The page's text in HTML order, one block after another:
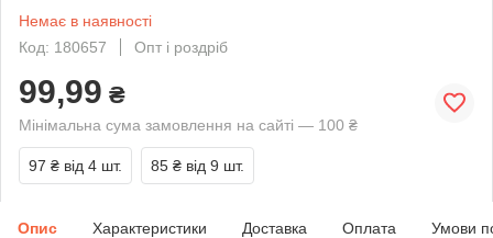
Немає в наявності
Код: 180657
Опт і роздріб
99,99 ₴
Мінімальна сума замовлення на сайті — 100 ₴
97 ₴ від 4 шт. 85 ₴ від 9 шт.
Опис Характеристики Доставка Оплата Умови